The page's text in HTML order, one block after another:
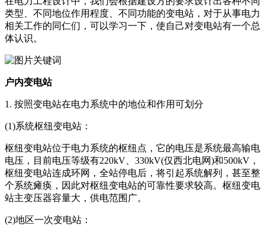
类型、不同地位作用程度、不同功能的变电站，对于从事电力
相关工作的同仁们，可以学习一下，使自己对变电站有一个总
体认识。
户内变电站
1. 按照变电站在电力系统中的地位和作用可划分
(1)系统枢纽变电站：
枢纽变电站位于电力系统的枢纽点，它的电压是系统最高输电
电压，目前电压等级有220kV、330kV(仅西北电网)和500kV，
枢纽变电站连成环网，全站停电后，将引起系统解列，甚至整
个系统瘫痪，因此对枢纽变电站的可靠性要求较高。枢纽变电
站主变压器容量大，供电范围广。
(2)地区一次变电站：